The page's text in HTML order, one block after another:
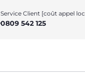
Service Client [coût appel
0809 542 125